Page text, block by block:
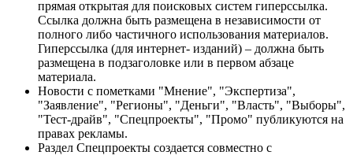
прямая открытая для поисковых систем гиперссылка.
Ссылка должна быть размещена в независимости от
полного либо частичного использования материалов.
Гиперссылка (для интернет- изданий) – должна быть
размещена в подзаголовке или в первом абзаце
материала.
Новости с пометками "Мнение", "Экспертиза",
"Заявление", "Регионы", "Деньги", "Власть", "Выборы",
"Тест-драйв", "Спецпроекты", "Промо" публикуются на
правах рекламы.
Раздел Спецпроекты создается совместно с